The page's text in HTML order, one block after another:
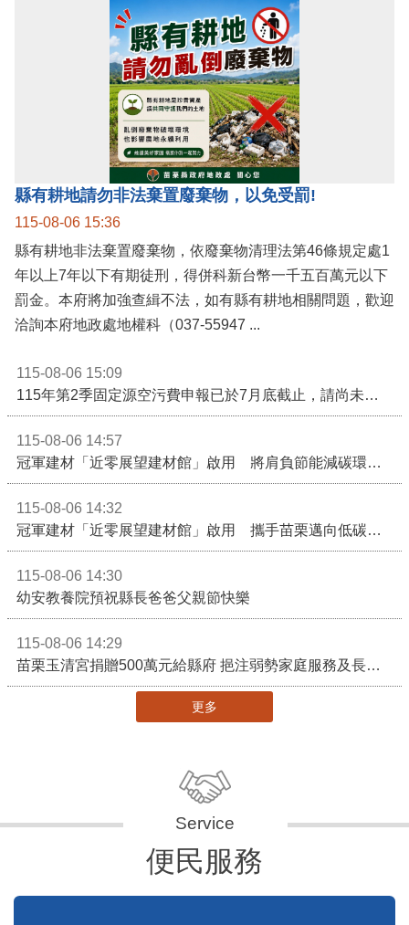
縣有耕地請勿非法棄置廢棄物，以免受罰!
115-08-06 15:36
縣有耕地非法棄置廢棄物，依廢棄物清理法第46條規定處1
年以上7年以下有期徒刑，得併科新台幣一千五百萬元以下
罰金。本府將加強查緝不法，如有縣有耕地相關問題，歡迎
洽詢本府地政處地權科（037-55947 ...
115-08-06 15:09
115年第2季固定源空污費申報已於7月底截止，請尚未申報公私場所儘速完成申繳，以免面臨滯納金及罰鍰!
115-08-06 14:57
冠軍建材「近零展望建材館」啟用 將肩負節能減碳環境教育重任
115-08-06 14:32
冠軍建材「近零展望建材館」啟用 攜手苗栗邁向低碳建築新未來
115-08-06 14:30
幼安教養院預祝縣長爸爸父親節快樂
115-08-06 14:29
苗栗玉清宮捐贈500萬元給縣府 挹注弱勢家庭服務及長照醫療資源
更多
便民服務